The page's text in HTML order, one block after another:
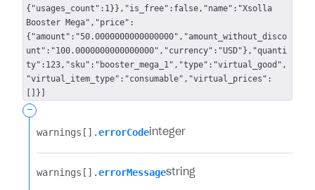
{"usages_count":1}},"is_free":false,"name":"Xsolla
Booster Mega","price":
{"amount":"50.0000000000000000","amount_without_disco
unt":"100.0000000000000000","currency":"USD"},"quanti
ty":123,"sku":"booster_mega_1","type":"virtual_good",
"virtual_item_type":"consumable","virtual_prices":
[]}]
-
warnings[].​errorCode integer
warnings[].​errorMessagestring